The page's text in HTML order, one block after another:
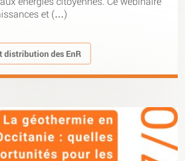
et (…)
distribution des EnR